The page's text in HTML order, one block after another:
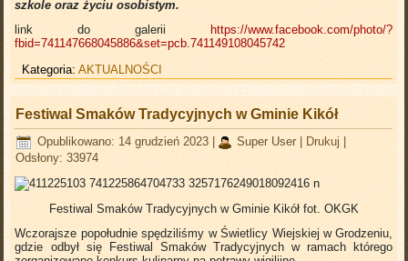
szkole oraz życiu osobistym.
link do galerii
https://www.facebook.com/photo/?
fbid=741147668045886&set=pcb.741149108045742
Kategoria:AKTUALNOŚCI
Festiwal Smaków Tradycyjnych w Gminie Kikół
Opublikowano: 14 grudzień 2023 Super User| Drukuj
Odsłony: 33974
Festiwal Smaków Tradycyjnych w Gminie Kikół fot. OKGK
Wczorajsze popołudnie spędziliśmy w Świetlicy Wiejskiej w Grodzeniu,
gdzie odbył się Festiwal Smaków Tradycyjnych w ramach którego